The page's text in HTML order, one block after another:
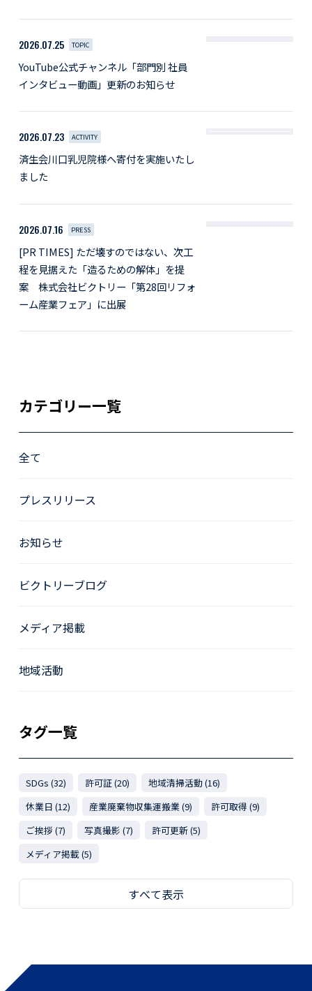
2026.07.25 TOPIC
YouTube公式チャンネル「部門別 社員
インタビュー動画」更新のお知らせ
2026.07.23 ACTIVITY
済生会川口乳児院様へ寄付を実施いたし
ました
2026.07.16 PRESS
[PR TIMES] ただ壊すのではない、次工
程を見据えた「造るための解体」を提
案 株式会社ビクトリー「第28回リフォ
ーム産業フェア」に出展
カテゴリー一覧
全て
プレスリリース
お知らせ
ビクトリーブログ
メディア掲載
地域活動
タグ一覧
SDGs (32) 許可証 (20)
地域清掃活動 (16)
休業日 (12)
産業廃棄物収集運搬業 (9)
許可取得 (9)
ご挨拶 (7)
写真撮影 (7)
許可更新 (5)
メディア掲載 (5)
すべて表示